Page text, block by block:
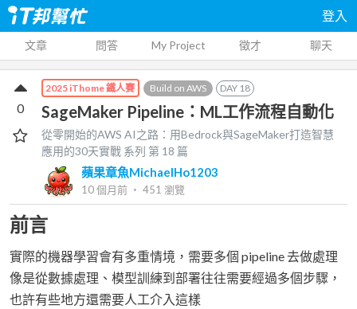
登入
文章 問答 My Project 徵才 聊天
2025 iThome 鐵人賽 Build on AWS DAY 18
SageMaker Pipeline：ML工作流程自動化
從零開始的AWS AI之路：用Bedrock與SageMaker打造智慧
應用的30天實戰 系列 第 18 篇
蘋果章魚MichaelHo1203
10 個月前 ‧ 451 瀏覽
0
前言
實際的機器學習會有多重情境，需要多個 pipeline 去做處理
像是從數據處理、模型訓練到部署往往需要經過多個步驟，
也許有些地方還需要人工介入這樣